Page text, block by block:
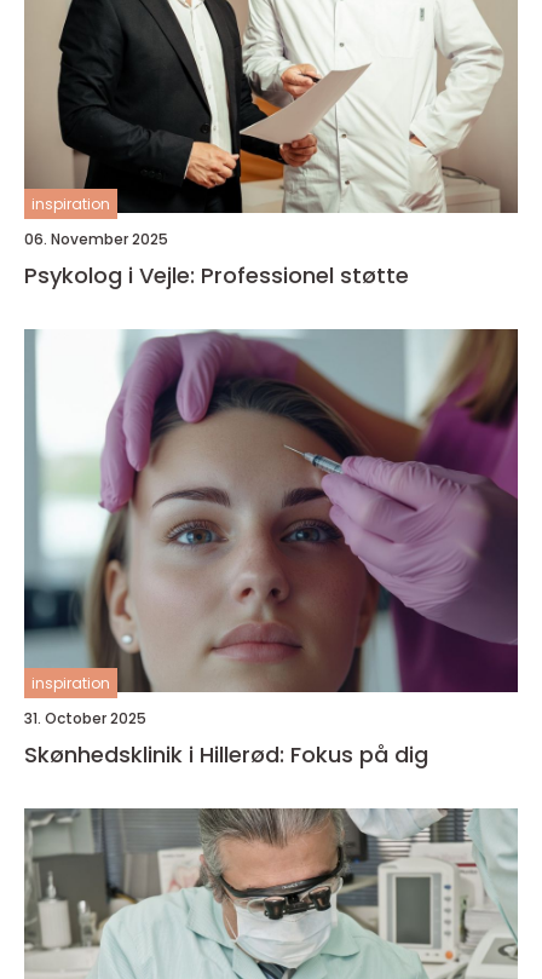
inspiration
06. November 2025
Psykolog i Vejle: Professionel støtte
inspiration
31. October 2025
Skønhedsklinik i Hillerød: Fokus på dig